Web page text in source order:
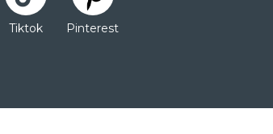
Tiktok Pinterest